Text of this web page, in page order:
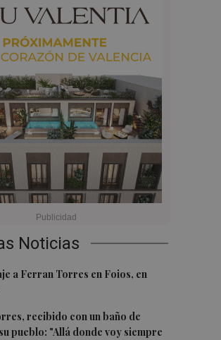
Noticias
a Ferran Torres en Foios, en
recibido con un baño de
pueblo: "Allá donde voy siempre